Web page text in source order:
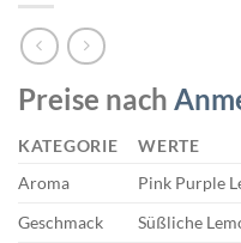
Preise nach
KATEGORIE
WERTE
Aroma
Pink Purple
Geschmack
Süßliche